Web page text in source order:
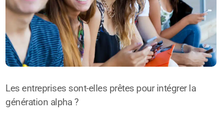
Les entreprises sont-elles prêtes pour intégrer la
génération alpha ?